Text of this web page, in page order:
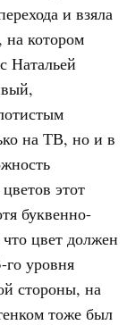
и взяла
на котором
Натальей
на ТВ, но и в
этот
буквенно-
цвет должен
уровня
стороны, на
тоже был